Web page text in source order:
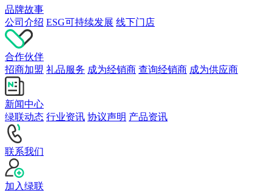
品牌故事
公司介绍 ESG可持续发展 线下门店
合作伙伴
招商加盟 礼品服务 成为经销商 查询经销商 成为供应商
新闻中心
绿联动态 行业资讯 协议声明 产品资讯
联系我们
加入绿联